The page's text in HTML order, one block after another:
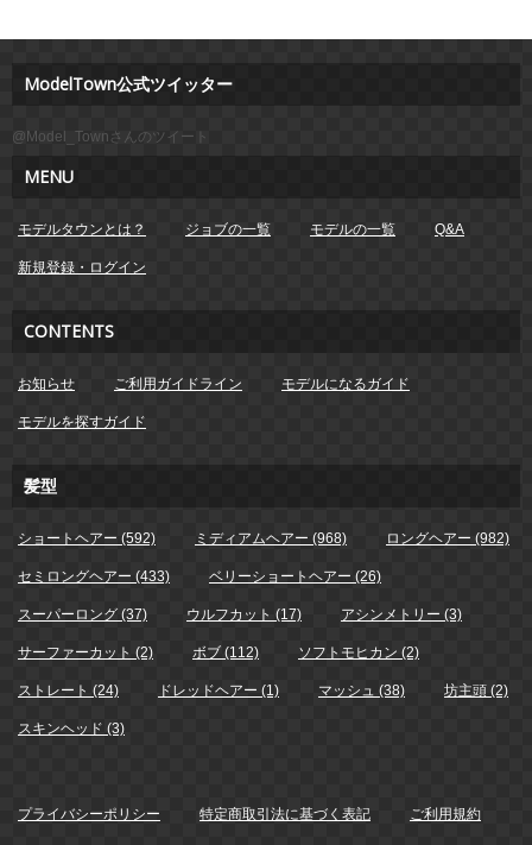
ModelTown公式ツイッター
@Model_Townさんのツイート
MENU
モデルタウンとは？ ジョブの一覧 モデルの一覧 Q&A
新規登録・ログイン
CONTENTS
お知らせ ご利用ガイドライン モデルになるガイド
モデルを探すガイド
髪型
ショートヘアー (592) ミディアムヘアー (968) ロングヘアー (982)
セミロングヘアー (433) ベリーショートヘアー (26)
スーパーロング (37) ウルフカット (17) アシンメトリー (3)
サーファーカット (2) ボブ (112) ソフトモヒカン (2)
ストレート (24) ドレッドヘアー (1) マッシュ (38) 坊主頭 (2)
スキンヘッド (3)
プライバシーポリシー 特定商取引法に基づく表記 ご利用規約